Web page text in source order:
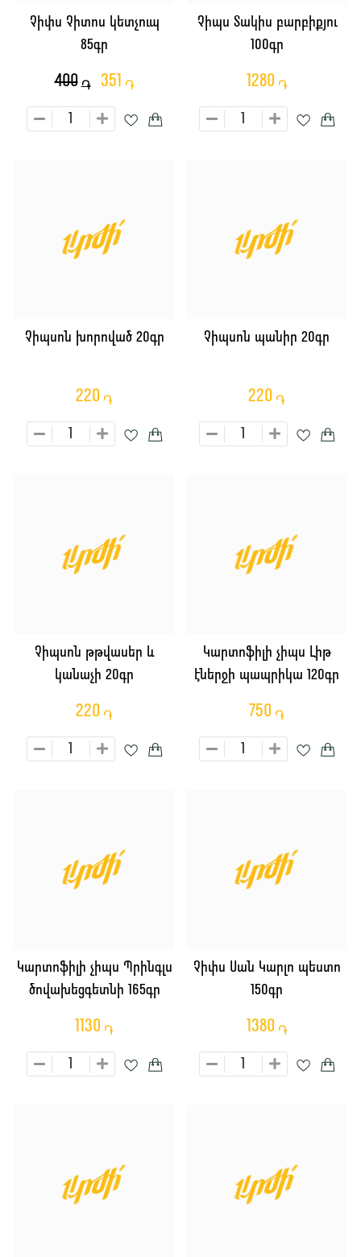
Չիփս Չիտոս կետչուպ
85գր
400 ֏ 351 ֏
Չիպս Տակիս բարբիքյու
100գր
1280 ֏
Չիպսոն խորոված 20գր
220 ֏
Չիպսոն պանիր 20գր
220 ֏
Չիպսոն թթվասեր և
կանաչի 20գր
220 ֏
Կարտոֆիլի չիպս Լիթ
էներջի պապրիկա 120գր
750 ֏
Կարտոֆիլի չիպս Պրինգլս
ծովախեցգետնի 165գր
1130 ֏
Չիփս Սան Կարլո պեստո
150գր
1380 ֏